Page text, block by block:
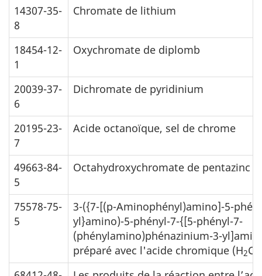
14307-35-
8
Chromate de lithium
18454-12-
1
Oxychromate de diplomb
20039-37-
6
Dichromate de pyridinium
20195-23-
7
Acide octanoïque, sel de chrome
49663-84-
5
Octahydroxychromate de pentazinc
75578-75-
5
3-({7-[(p-Aminophényl)amino]-5-
yl}amino)-5-phényl-7-{[5-phényl-7-
(phénylamino)phénazinium-3-
préparé avec l'acide chromique (H2Cr